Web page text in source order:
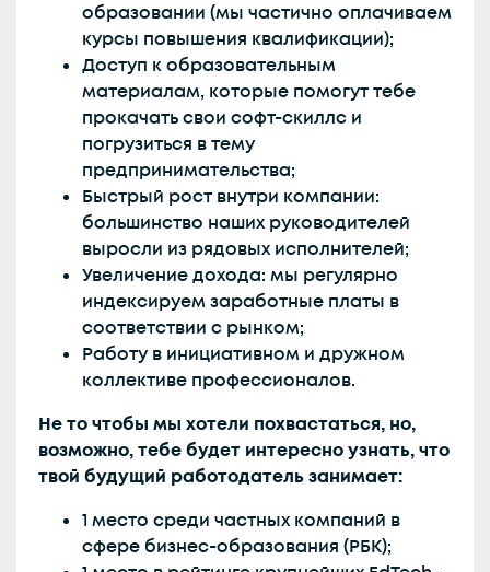
образовании (мы частично оплачиваем
курсы повышения квалификации);
Доступ к образовательным
материалам, которые помогут тебе
прокачать свои софт-скиллс и
погрузиться в тему
предпринимательства;
Быстрый рост внутри компании:
большинство наших руководителей
выросли из рядовых исполнителей;
Увеличение дохода: мы регулярно
индексируем заработные платы в
соответствии с рынком;
Работу в инициативном и дружном
коллективе профессионалов.
Не то чтобы мы хотели похвастаться, но,
возможно, тебе будет интересно узнать, что
твой будущий работодатель занимает:
1 место среди частных компаний в
сфере бизнес-образования (РБК);